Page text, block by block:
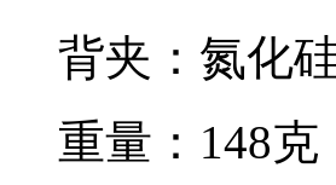
背夹：氮化
重量：148克